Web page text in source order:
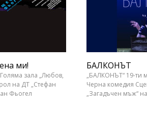
ми!
зала „Любов,
на ДТ „Стефан
Фьогел
БАЛКОНЪТ
„БАЛКОНЪТ“ 19-ти
Черна комедия
„Загадъчен мъж“